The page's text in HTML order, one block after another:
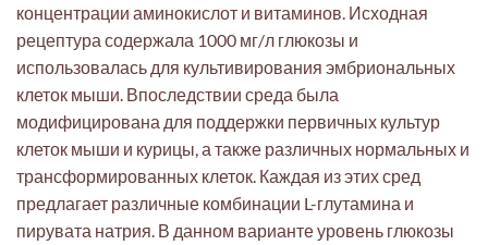
концентрации аминокислот и витаминов. Исходная
рецептура содержала 1000 мг/л глюкозы и
использовалась для культивирования эмбриональных
клеток мыши. Впоследствии среда была
модифицирована для поддержки первичных культур
клеток мыши и курицы, а также различных нормальных и
трансформированных клеток. Каждая из этих сред
предлагает различные комбинации L-глутамина и
пирувата натрия. В данном варианте уровень глюкозы